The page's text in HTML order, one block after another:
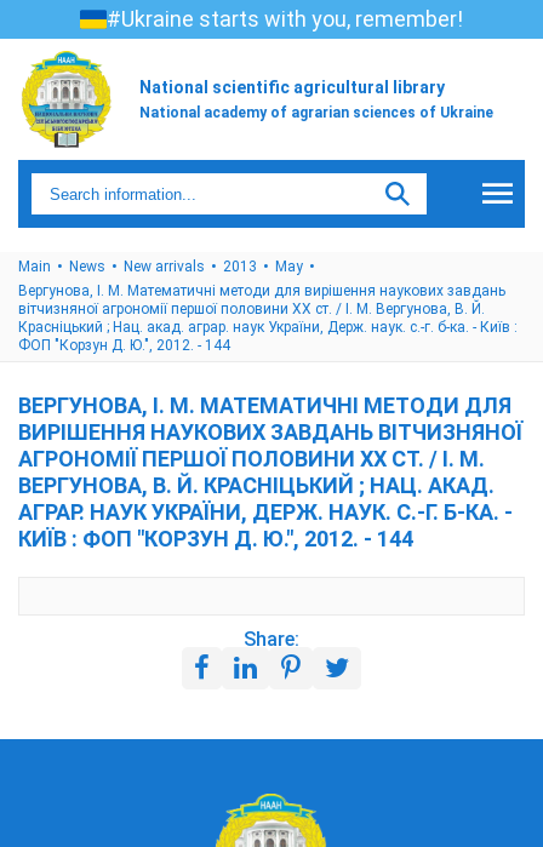
#Ukraine starts with you, remember!
National scientific agricultural library
National academy of agrarian sciences of Ukraine
Main News New arrivals 2013
May
Вергунова, І. М. Математичні методи для вирішення наукових завдань
вітчизняної агрономії першої половини ХХ ст. / І. М. Вергунова, В. Й.
Красніцький ; Нац. акад. аграр. наук України, Держ. наук. с.-г. б-ка. - Київ :
ФОП "Корзун Д. Ю.", 2012. - 144
ВЕРГУНОВА, І. М. МАТЕМАТИЧНІ МЕТОДИ ДЛЯ
ВИРІШЕННЯ НАУКОВИХ ЗАВДАНЬ ВІТЧИЗНЯНОЇ
АГРОНОМІЇ ПЕРШОЇ ПОЛОВИНИ ХХ СТ. / І. М.
ВЕРГУНОВА, В. Й. КРАСНІЦЬКИЙ ; НАЦ. АКАД.
АГРАР. НАУК УКРАЇНИ, ДЕРЖ. НАУК. С.-Г. Б-КА. -
КИЇВ : ФОП "КОРЗУН Д. Ю.", 2012. - 144
Share: